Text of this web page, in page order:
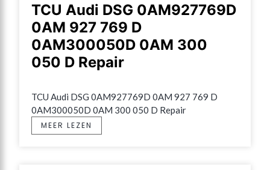
TCU Audi DSG 0AM927769D
0AM 927 769 D
0AM300050D 0AM 300
050 D Repair
TCU Audi DSG 0AM927769D 0AM 927 769 D
0AM300050D 0AM 300 050 D Repair
MEER LEZEN